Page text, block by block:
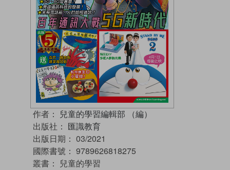
作者： 兒童的學習編輯部 （編）
出版社： 匯識教育
出版日期： 03/2021
國際書號： 9789626818275
叢書： 兒童的學習